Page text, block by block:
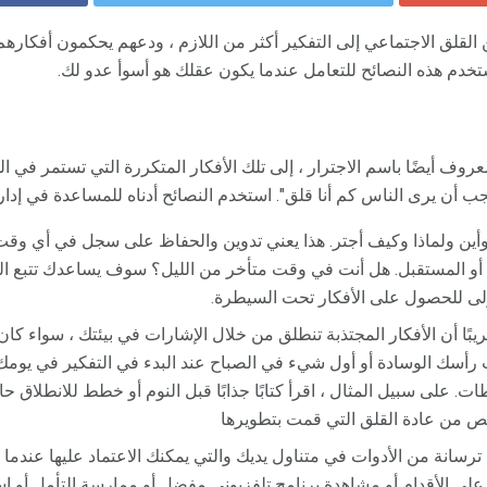
الاجتماعي إلى التفكير أكثر من اللازم ، ودعهم يحكمون
هذه النصائح للتعامل عندما يكون عقلك هو أسوأ عدو لك.
أيضًا باسم الاجترار ، إلى تلك الأفكار المتكررة التي تستمر
أن يرى الناس كم أنا قلق". استخدم النصائح أدناه للمساعدة في
ولماذا وكيف أجتر. هذا يعني تدوين والحفاظ على سجل في أي وقت
أو المستقبل. هل أنت في وقت متأخر من الليل؟ سوف يساعدك تتبع
للحصول على الأفكار تحت السيطرة.
أن الأفكار المجتذبة تنطلق من خلال الإشارات في بيئتك ، سواء
رأسك الوسادة أو أول شيء في الصباح عند البدء في التفكير في
على سبيل المثال ، اقرأ كتابًا جذابًا قبل النوم أو خطط للانطلاق
عادة القلق التي قمت بتطويرها
من الأدوات في متناول يديك والتي يمكنك الاعتماد عليها عندما